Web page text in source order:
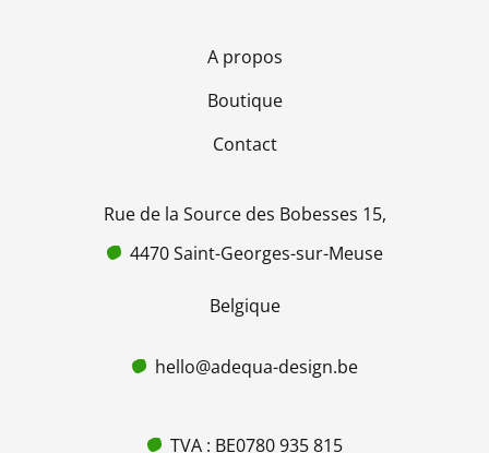
A propos
Boutique
Contact
Rue de la Source des Bobesses 15,
4470 Saint-Georges-sur-Meuse
Belgique
hello@adequa-design.be
TVA : BE0780 935 815